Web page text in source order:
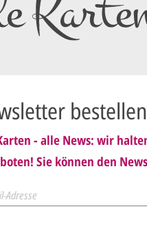
bestellen
- alle News: wir
Sie können den